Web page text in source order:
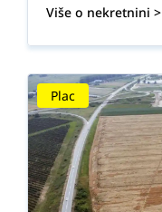
Više o nekretnini >
Plac